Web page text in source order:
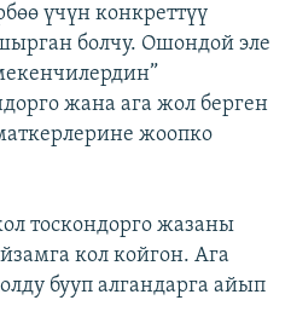
үчүн конкреттүү
болчу. Ошондой эле
жана ага жол берген
жоопко
тоскондорго жазаны
кол койгон. Ага
бууп алгандарга айып